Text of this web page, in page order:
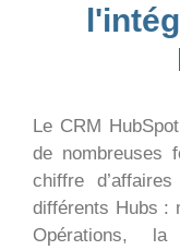
Le CRM
de nombreuses
chiffre
différents Hubs :
Opérations,